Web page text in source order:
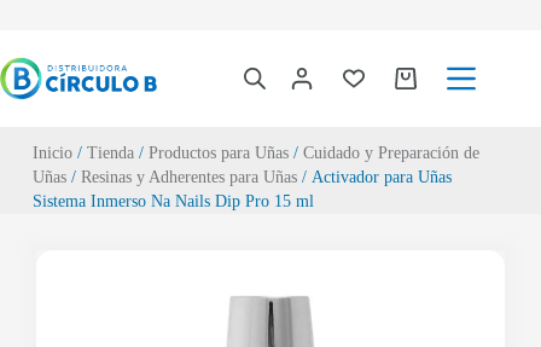
Inicio/ Tienda/ Productos para Uñas/ Cuidado y Preparación de
Uñas/ Resinas y Adherentes para Uñas/ Activador para Uñas
Sistema Inmerso Na Nails Dip Pro 15 ml